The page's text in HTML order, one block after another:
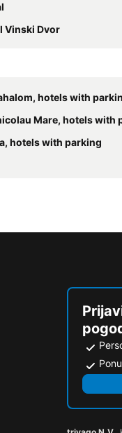
Vinski Dvor
hotels with
Mare, hotels with
hotels with parking